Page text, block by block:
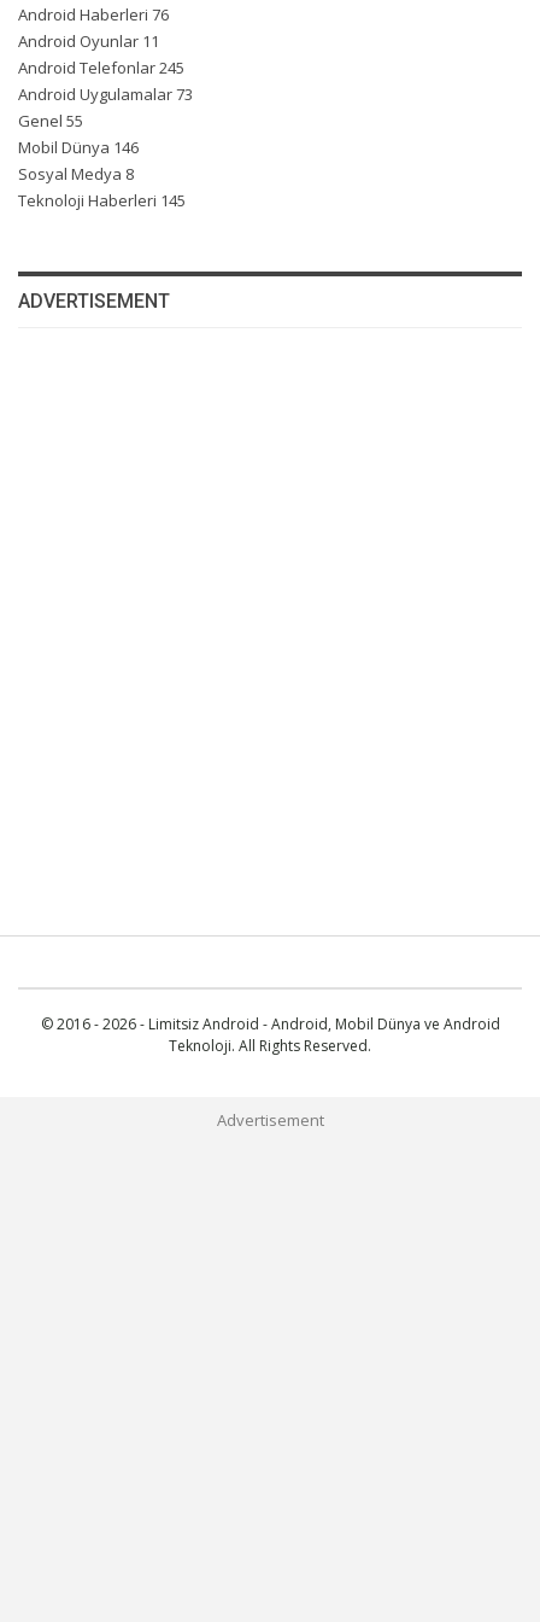
Android Haberleri 76
Android Oyunlar 11
Android Telefonlar245
Android Uygulamalar73
Genel 55
Mobil Dünya 146
Sosyal Medya 8
Teknoloji Haberleri 145
ADVERTISEMENT
© 2016 - 2026 - Limitsiz Android - Android, Mobil Dünya ve Android
Teknoloji. All Rights Reserved.
Advertisement